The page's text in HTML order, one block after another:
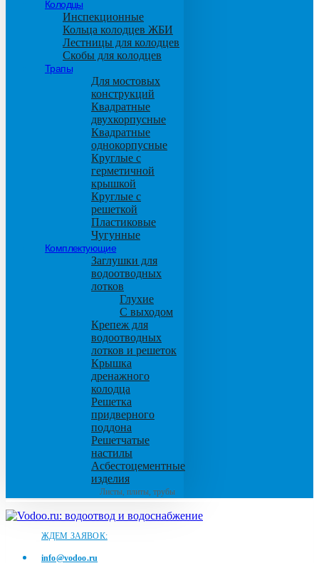
Колодцы
Инспекционные
Кольца колодцев ЖБИ
Лестницы для колодцев
Скобы для колодцев
Трапы
Для мостовых
конструкций
Квадратные
двухкорпусные
Квадратные
однокорпусные
Круглые с
герметичной
крышкой
Круглые с
решеткой
Пластиковые
Чугунные
Комплектующие
Заглушки для
водоотводных
лотков
Глухие
С выходом
Крепеж для
водоотводных
лотков и решеток
Крышка
дренажного
колодца
Решетка
придверного
поддона
Решетчатые
настилы
Асбестоцементные
изделия
Листы, плиты, трубы
ЖДЕМ ЗАЯВОК:
info@vodoo.ru